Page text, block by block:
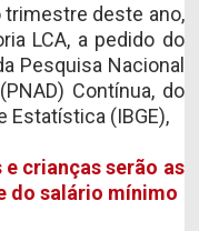
deste ano,
LCA, a pedido do
Pesquisa Nacional
Contínua, do
Estatística (IBGE),
crianças serão as
do salário mínimo